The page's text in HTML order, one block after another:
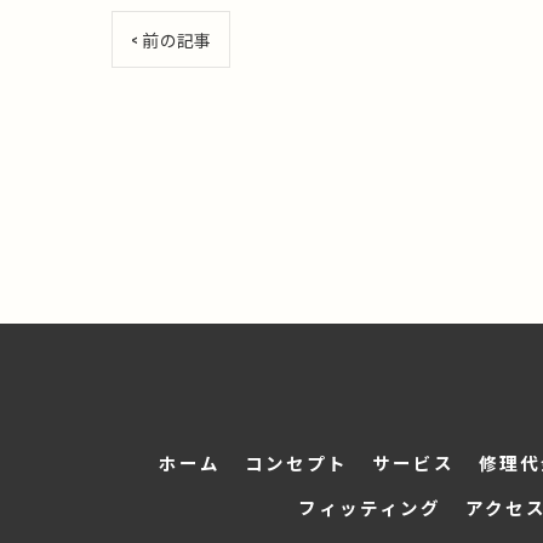
< 前の記事
ホーム コンセプト サービス
修理
フィッティング
アクセ